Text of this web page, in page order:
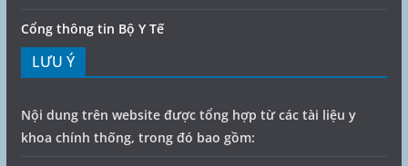
Cổng thông tin Bộ Y Tế
LƯU Ý
Nội dung trên website được tổng hợp từ các tài liệu y
khoa chính thống, trong đó bao gồm: